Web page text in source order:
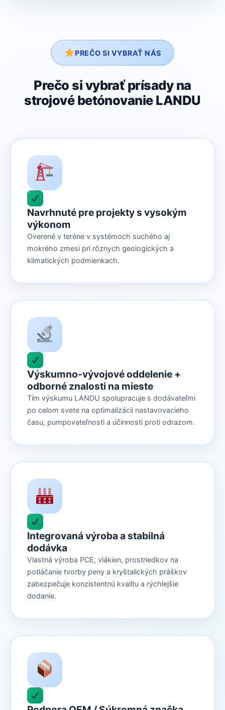
PREČO SI VYBRAŤ NÁS
Prečo si vybrať prísady na
strojové betónovanie LANDU
Navrhnuté pre projekty s vysokým
výkonom
Overené v teréne v systémoch suchého aj
mokrého zmesi pri rôznych geologických a
klimatických podmienkach.
Výskumno-vývojové oddelenie +
odborné znalosti na mieste
Tím výskumu LANDU spolupracuje s dodávateľmi
po celom svete na optimalizácii nastavovacieho
času, pumpovateľnosti a účinnosti proti odrazom.
Integrovaná výroba a stabilná
dodávka
Vlastná výroba PCE, vlákien, prostriedkov na
potláčanie tvorby peny a kryštalických práškov
zabezpečuje konzistentnú kvalitu a rýchlejšie
dodanie.